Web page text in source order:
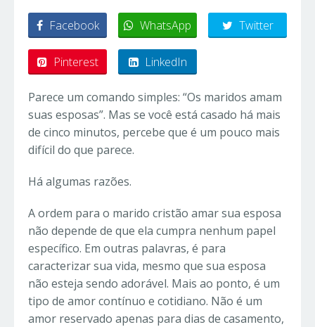
Facebook WhatsApp Twitter
Pinterest LinkedIn
Parece um comando simples: “Os maridos amam
suas esposas”. Mas se você está casado há mais
de cinco minutos, percebe que é um pouco mais
difícil do que parece.
Há algumas razões.
A ordem para o marido cristão amar sua esposa
não depende de que ela cumpra nenhum papel
específico. Em outras palavras, é para
caracterizar sua vida, mesmo que sua esposa
não esteja sendo adorável. Mais ao ponto, é um
tipo de amor contínuo e cotidiano. Não é um
amor reservado apenas para dias de casamento,